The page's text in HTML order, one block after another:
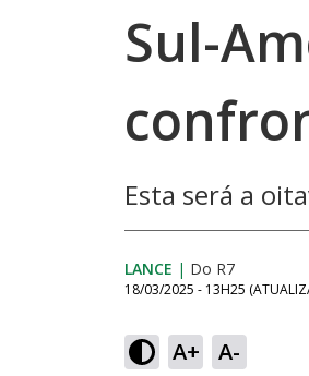
Sul-
Esta será a
LANCE | Do R7
18/03/2025 - 13H25
A+ A-